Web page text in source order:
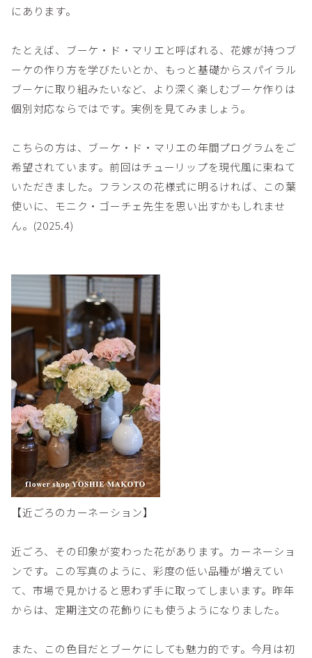
にあります。
たとえば、ブーケ・ド・マリエと呼ばれる、花嫁が持つブ
ーケの作り方を学びたいとか、もっと基礎からスパイラル
ブーケに取り組みたいなど、より深く楽しむブーケ作りは
個別対応ならではです。実例を見てみましょう。
こちらの方は、ブーケ・ド・マリエの年間プログラムをご
希望されています。前回はチューリップを現代風に束ねて
いただきました。フランスの花様式に明るければ、この葉
使いに、モニク・ゴーチェ先生を思い出すかもしれませ
ん。(2025.4)
【近ごろのカーネーション】
近ごろ、その印象が変わった花があります。カーネーショ
ンです。この写真のように、彩度の低い品種が増えてい
て、市場で見かけると思わず手に取ってしまいます。昨年
からは、定期注文の花飾りにも使うようになりました。
また、この色目だとブーケにしても魅力的です。今月は初